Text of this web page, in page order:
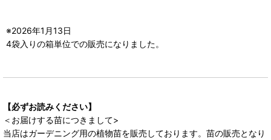
※2026年1月13日
4袋入りの箱単位での販売になりました。
【必ずお読みください】
＜お届けする苗につきまして>
当店はガーデニング用の植物苗を販売しております。苗の販売となり